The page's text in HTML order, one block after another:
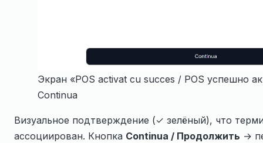
Экран «POS activat cu succes / POS успешно
Continua
Визуальное подтверждение (✓ зелёный), что
ассоциирован. Кнопка Continua / Продолжить →